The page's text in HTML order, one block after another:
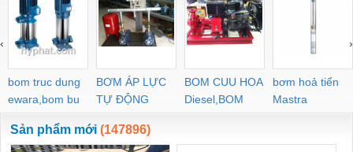
bom truc dung
ewara,bom bu
ewara
BƠM ÁP LỰC
TỰ ĐỘNG
BOM CUU HOA
Diesel,BOM
CHUA CHAY
bơm hoả tiển
Mastra
‹ ›
Sản phẩm mới (147896)